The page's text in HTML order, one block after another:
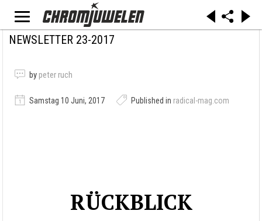
NEWSLETTER 23-2017
by peter ruch
Samstag 10 Juni, 2017 Published in radical-mag.com
RÜCKBLICK